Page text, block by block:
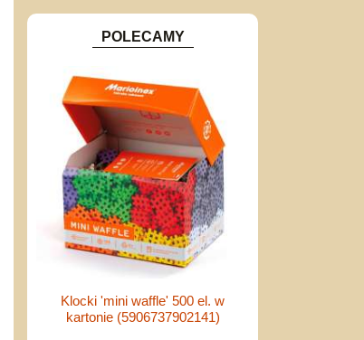
POLECAMY
Klocki 'mini waffle' 500 el. w
kartonie (5906737902141)